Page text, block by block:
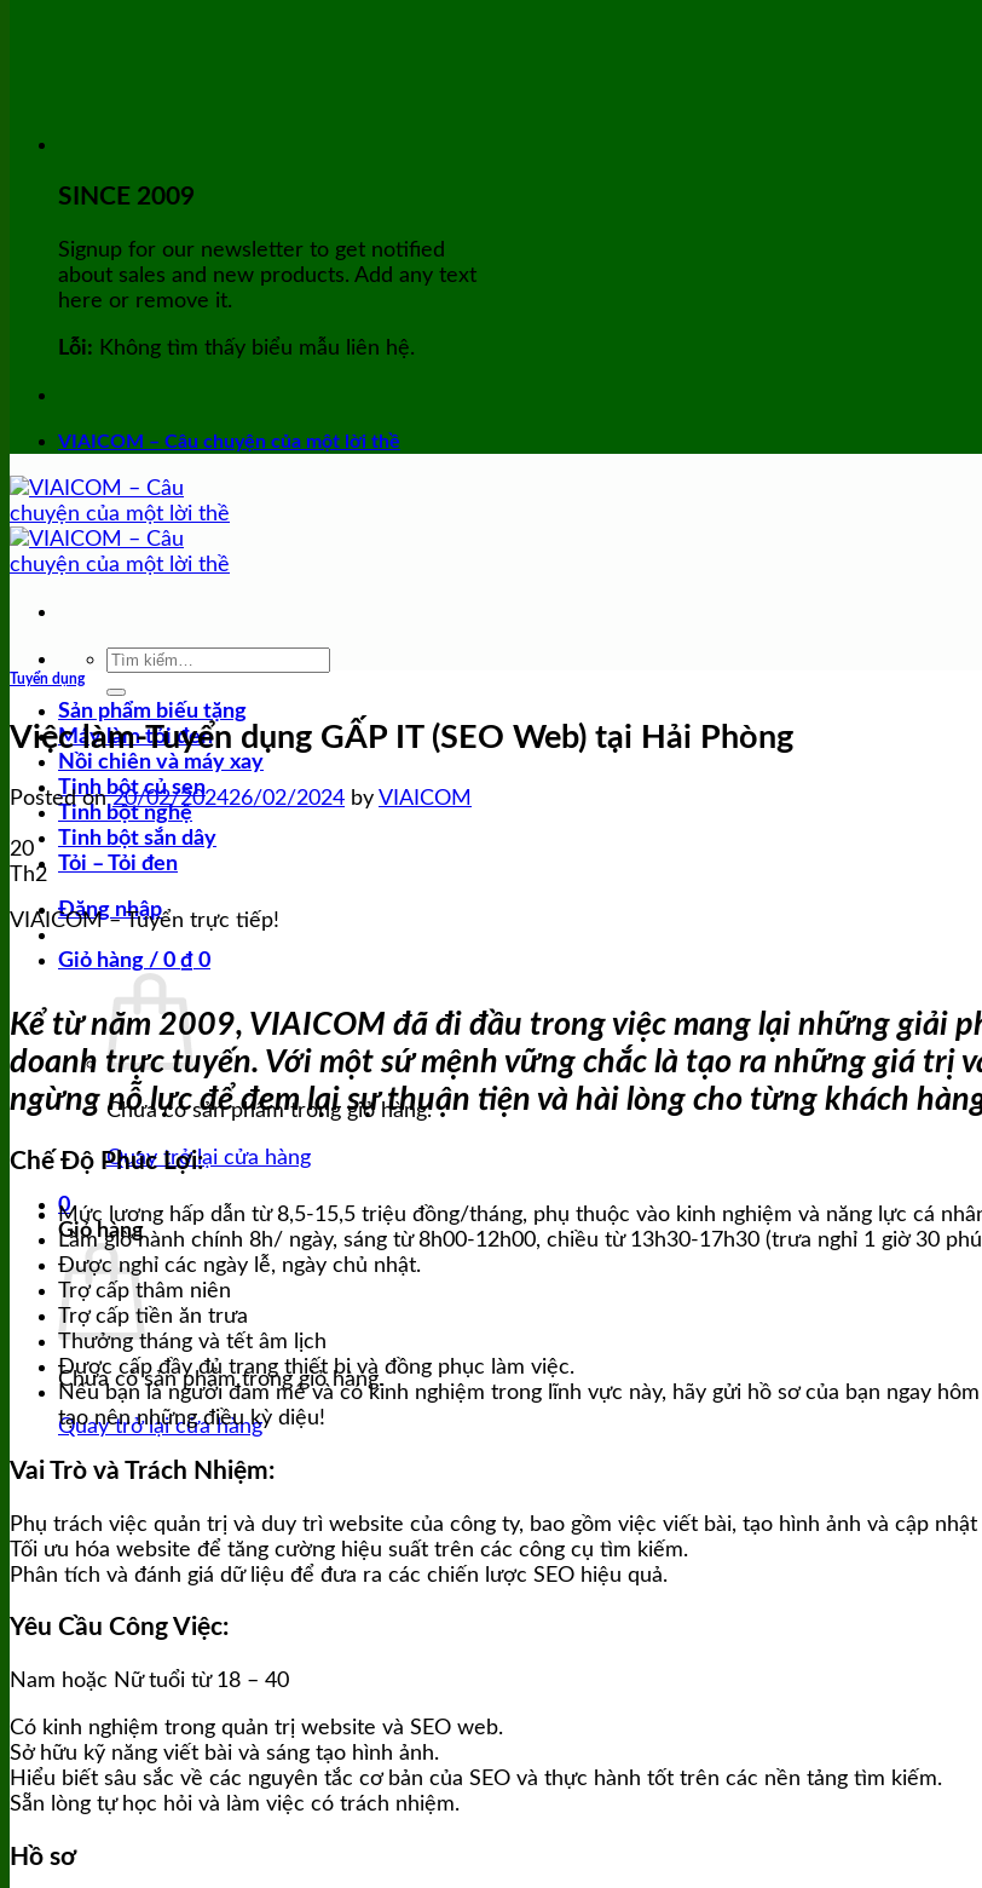
SINCE 2009
Signup for our newsletter to get notified
about sales and new products. Add any text
here or remove it.
Lỗi: Không tìm thấy biểu mẫu liên hệ.
VIAICOM – Câu chuyện của một lời thề
Tìm
Sản phẩm biếu tặng
Máy làm tỏi đen
Nồi chiên và máy xay
Tinh bột củ sen
Tinh bột nghệ
Tinh bột sắn dây
Tỏi – Tỏi đen
Đăng nhập
Giỏ hàng / 0 ₫ 0
Chưa có sản phẩm trong giỏ hàng.
Quay trở lại cửa hàng
0
Giỏ hàng
Chưa có sản phẩm trong giỏ hàng.
Quay trở lại cửa hàng
Tuyển dụng
Việc làm-Tuyển dụng GẤP IT (SEO Web) tại Hải Phòng
Posted on20/02/202426/02/2024 by VIAICOM
20
Th2
VIAICOM – Tuyển trực tiếp!
Kể từ năm 2009, VIAICOM đã đi đầu trong việc mang lại những giải
doanh trực tuyến. Với một sứ mệnh vững chắc là tạo ra những giá trị
ngừng nỗ lực để đem lại sự thuận tiện và hài lòng cho từng khách
Chế Độ Phúc Lợi:
Mức lương hấp dẫn từ 8,5-15,5 triệu đồng/tháng, phụ thuộc vào kinh nghiệm và năng lực cá
Làm giờ hành chính 8h/ ngày, sáng từ 8h00-12h00, chiều từ 13h30-17h30 (trưa nghỉ 1 giờ 30
Được nghỉ các ngày lễ, ngày chủ nhật.
Trợ cấp thâm niên
Trợ cấp tiền ăn trưa
Thưởng tháng và tết âm lịch
Được cấp đầy đủ trang thiết bị và đồng phục làm việc.
Nếu bạn là người đam mê và có kinh nghiệm trong lĩnh vực này, hãy gửi hồ sơ của bạn ngay
tạo nên những điều kỳ diệu!
Vai Trò và Trách Nhiệm:
Phụ trách việc quản trị và duy trì website của công ty, bao gồm việc viết bài, tạo hình ảnh và cập nhật
Tối ưu hóa website để tăng cường hiệu suất trên các công cụ tìm kiếm.
Phân tích và đánh giá dữ liệu để đưa ra các chiến lược SEO hiệu quả.
Yêu Cầu Công Việc:
Nam hoặc Nữ tuổi từ 18 – 40
Có kinh nghiệm trong quản trị website và SEO web.
Sở hữu kỹ năng viết bài và sáng tạo hình ảnh.
Hiểu biết sâu sắc về các nguyên tắc cơ bản của SEO và thực hành tốt trên các nền tảng tìm kiếm.
Sẵn lòng tự học hỏi và làm việc có trách nhiệm.
Hồ sơ